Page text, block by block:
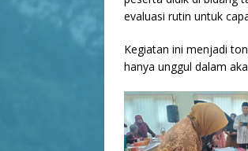
evaluasi rutin untuk
Kegiatan ini menjadi
hanya unggul dalam